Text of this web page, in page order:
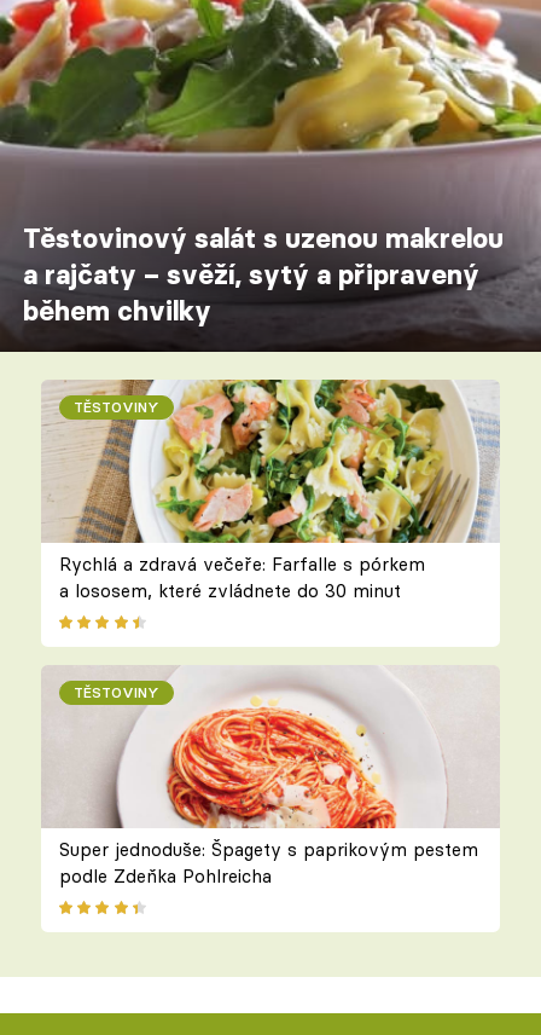
Těstovinový salát s uzenou makrelou
a rajčaty – svěží, sytý a připravený
během chvilky
TĚSTOVINY
Rychlá a zdravá večeře: Farfalle s pórkem
a lososem, které zvládnete do 30 minut
TĚSTOVINY
Super jednoduše: Špagety s paprikovým pestem
podle Zdeňka Pohlreicha